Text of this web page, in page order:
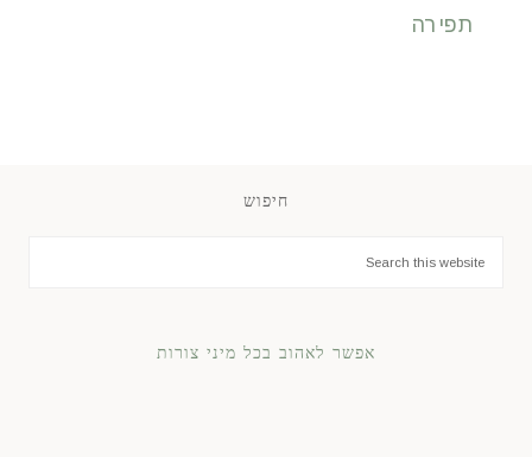
תפירה
חיפוש
אפשר לאהוב בכל מיני צורות